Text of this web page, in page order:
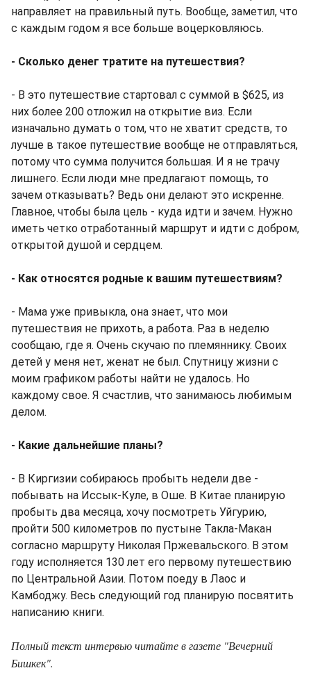
направляет на правильный путь. Вообще, заметил, что
с каждым годом я все больше воцерковляюсь.
- Сколько денег тратите на путешествия?
- В это путешествие стартовал с суммой в $625, из
них более 200 отложил на открытие виз. Если
изначально думать о том, что не хватит средств, то
лучше в такое путешествие вообще не отправляться,
потому что сумма получится большая. И я не трачу
лишнего. Если люди мне предлагают помощь, то
зачем отказывать? Ведь они делают это искренне.
Главное, чтобы была цель - куда идти и зачем. Нужно
иметь четко отработанный маршрут и идти с добром,
открытой душой и сердцем.
- Как относятся родные к вашим путешествиям?
- Мама уже привыкла, она знает, что мои
путешествия не прихоть, а работа. Раз в неделю
сообщаю, где я. Очень скучаю по племяннику. Своих
детей у меня нет, женат не был. Спутницу жизни с
моим графиком работы найти не удалось. Но
каждому свое. Я счастлив, что занимаюсь любимым
делом.
- Какие дальнейшие планы?
- В Киргизии собираюсь пробыть недели две -
побывать на Иссык-Куле, в Оше. В Китае планирую
пробыть два месяца, хочу посмотреть Уйгурию,
пройти 500 километров по пустыне Такла-Макан
согласно маршруту Николая Пржевальского. В этом
году исполняется 130 лет его первому путешествию
по Центральной Азии. Потом поеду в Лаос и
Камбоджу. Весь следующий год планирую посвятить
написанию книги.
Полный текст интервью читайте в газете "Вечерний
Бишкек".